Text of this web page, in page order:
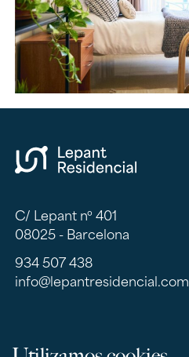
C/ Lepant nº 401
08025 - Barcelona
934 507 438
info@lepantresidencial.com
Contacto